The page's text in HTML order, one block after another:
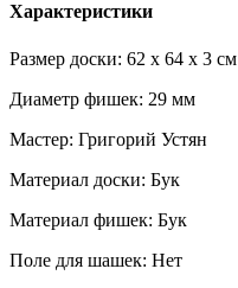
Характеристики
Размер доски: 62 x 64 x 3 см
Диаметр фишек: 29 мм
Мастер: Григорий Устян
Материал доски: Бук
Материал фишек: Бук
Поле для шашек: Нет